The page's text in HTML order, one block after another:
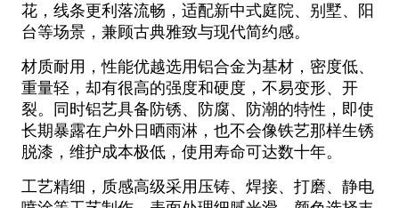
花，线条更利落流畅，适配新中式庭院、别墅、阳
台等场景，兼顾古典雅致与现代简约感。
材质耐用，性能优越选用铝合金为基材，密度低、
重量轻，却有很高的强度和硬度，不易变形、开
裂。同时铝艺具备防锈、防腐、防潮的特性，即使
长期暴露在户外日晒雨淋，也不会像铁艺那样生锈
脱漆，维护成本极低，使用寿命可达数十年。
工艺精细，质感高级采用压铸、焊接、打磨、静电